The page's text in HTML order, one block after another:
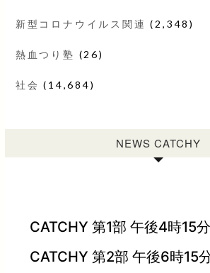
新型コロナウイルス関連 (2,348)
熱血つり塾 (26)
社会 (14,684)
NEWS CATCHY
CATCHY 第1部 午後4時15分
CATCHY 第2部 午後6時15